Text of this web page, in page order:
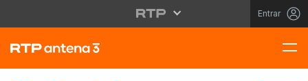
Entrar